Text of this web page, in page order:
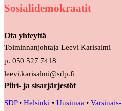
Sosialidemokraatit
Ota yhteyttä
Toiminnanjohtaja Leevi Karisalmi
p. 050 527 7418
leevi.karisalmi@sdp.fi
Piiri- ja sisarjärjestöt
SDP• Helsinki • Uusimaa •